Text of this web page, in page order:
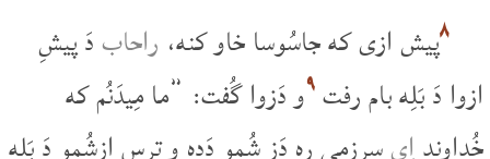
۸پیش ازی که جاسُوسا خاو کنه، راحابدَ پیشِ
ازوا دَ بَلِه بام رفت ۹و دَزوا گُفت: ”ما مِیدَنُم که
خُداونداِیسرزمی ره دَز شُمو دَده و ترسِ ازشُمو دَ بَلِه